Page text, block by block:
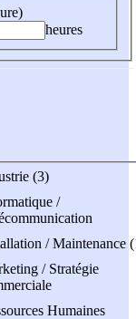
heures
(3)
/
/ Maintenance
/ Stratégie
Humaines